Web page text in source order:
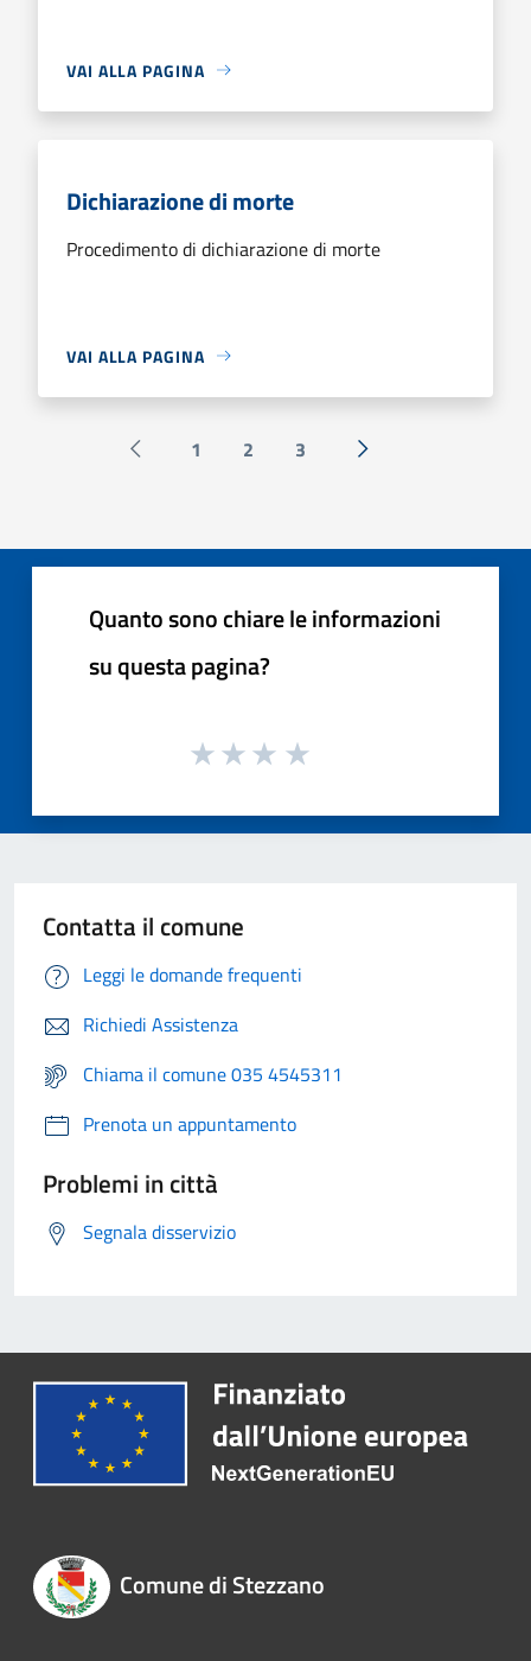
VAI ALLA PAGINA
Dichiarazione di morte
Procedimento di dichiarazione di morte
VAI ALLA PAGINA
Pagina precedente
1 2 3 Successiva »
Quanto sono chiare le informazioni
su questa pagina?
Contatta il comune
Leggi le domande frequenti
Richiedi Assistenza
Chiama il comune 035 4545311
Prenota un appuntamento
Problemi in città
Segnala disservizio
Comune di Stezzano